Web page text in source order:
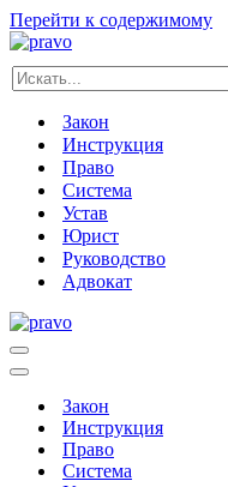
Перейти к содержимому
Искать...
Закон
Инструкция
Право
Система
Устав
Юрист
Руководство
Адвокат
Меню
навигации
Меню
навигацииЗакон
Инструкция
Право
Система